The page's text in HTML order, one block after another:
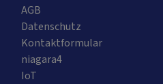
AGB
Datenschutz
Kontaktformular
niagara4
IoT